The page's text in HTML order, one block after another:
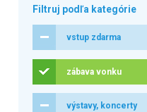
Filtruj podľa kategórie
vstup zdarma
zábava vonku
výstavy, koncerty